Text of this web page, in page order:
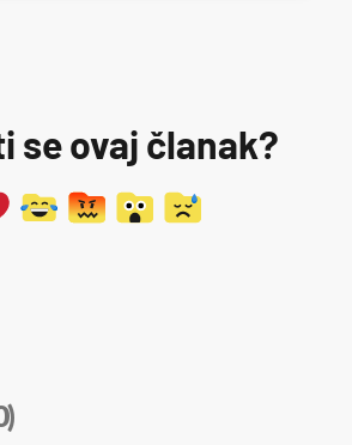
se ovaj članak?